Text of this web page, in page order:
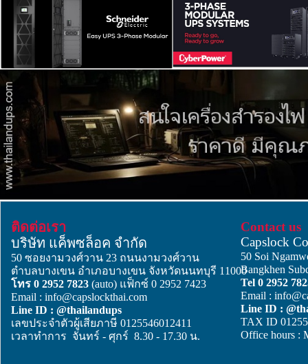
ติดต่อเรา
บริษัท แค็พซล็อค จำกัด
50 ซอยงามวงศ์วาน 23 ถนนงามวงศ์วาน
ตำบลบางเขน อำเภอบางเขน จังหวัดนนทบุรี 11000
โทร 0 2952 7823 (auto) แฟ็กซ์ 0 2952 7423
Email : info@capslockthai.com
Line ID : @thailandups
เลขประจำตัวผู้เสียภาษี 0125546012411
เวลาทำการ จันทร์ - ศุกร์ 8.30 - 17.30 น.
Contact us
Capslock
50 Soi
Bangkhen
Tel 0 2952
Email :
Line ID :
TAX ID
Office hours :